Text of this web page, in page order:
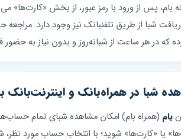
شبا از طریق تلفنبانک نیز وجود دارد.
که در هر ساعت از شبانه‌روز و بدون نیاز به حضور
شبا در همراه‌بانک و اینترنت‌بانک
بام (همراه بام) امکان مشاهده شبای تمام